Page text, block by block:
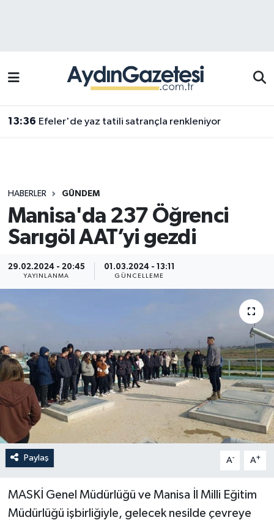
13:36 Efeler'de yaz tatili satrançla renkleniyor
HABERLER GÜNDEM
Manisa'da 237 Öğrenci
Sarıgöl AAT’yi gezdi
29.02.2024 - 20:45
YAYINLANMA
01.03.2024 - 13:11
GÜNCELLEME
Paylaş A- A+
MASKİ Genel Müdürlüğü ve Manisa İl Milli Eğitim
Müdürlüğü işbirliğiyle, gelecek nesilde çevreye
Efeler Trafik Yoğunluk Haritası
Süper Lig Puan Durumu ve Fikstür